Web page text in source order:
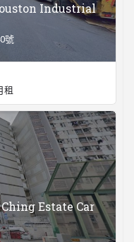
Industrial
號
租
Estate Car